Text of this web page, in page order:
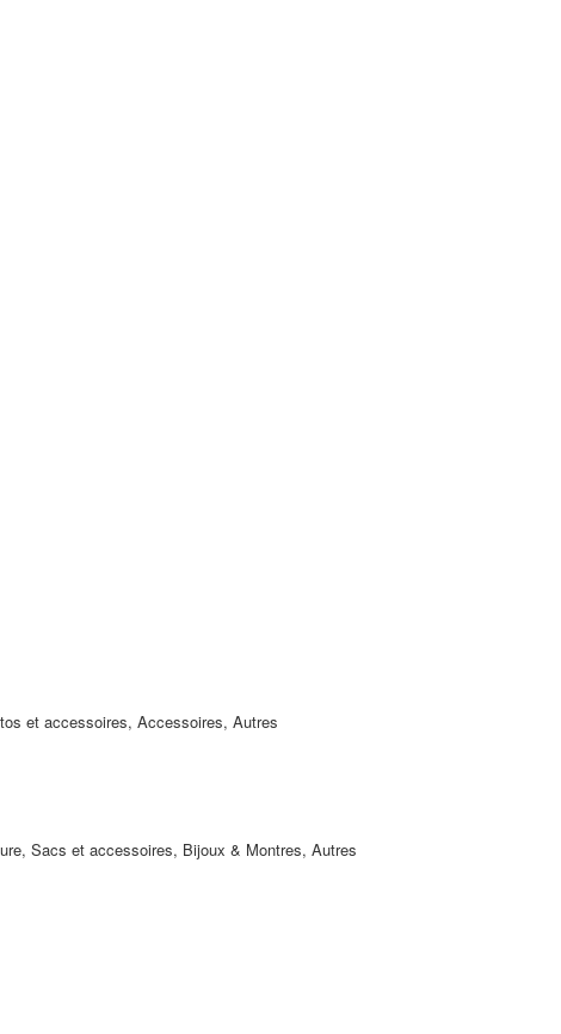
et accessoires, Accessoires, Autres
Sacs et accessoires, Bijoux & Montres, Autres